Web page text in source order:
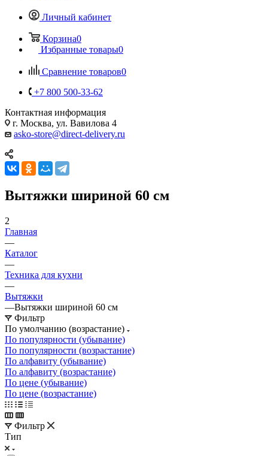
Личный кабинет
Корзина0
Избранные товары0
Сравнение товаров0
+7 800 500-33-62
Контактная информация
г. Москва, ул. Вавилова 4
asko-store@direct-delivery.ru
Вытяжки шириной 60 см
2
Главная
—
Каталог
—
Техника для кухни
—
Вытяжки
—Вытяжки шириной 60 см
Фильтр
По умолчанию (возрастание)
По популярности (убывание)
По популярности (возрастание)
По алфавиту (убывание)
По алфавиту (возрастание)
По цене (убывание)
По цене (возрастание)
Фильтр
Тип